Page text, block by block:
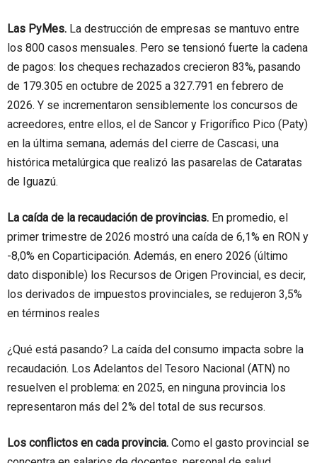
Las PyMes. La destrucción de empresas se mantuvo entre
los 800 casos mensuales. Pero se tensionó fuerte la cadena
de pagos: los cheques rechazados crecieron 83%, pasando
de 179.305 en octubre de 2025 a 327.791 en febrero de
2026. Y se incrementaron sensiblemente los concursos de
acreedores, entre ellos, el de Sancor y Frigorífico Pico (Paty)
en la última semana, además del cierre de Cascasi, una
histórica metalúrgica que realizó las pasarelas de Cataratas
de Iguazú.
La caída de la recaudación de provincias. En promedio, el
primer trimestre de 2026 mostró una caída de 6,1% en RON y
-8,0% en Coparticipación. Además, en enero 2026 (último
dato disponible) los Recursos de Origen Provincial, es decir,
los derivados de impuestos provinciales, se redujeron 3,5%
en términos reales
¿Qué está pasando? La caída del consumo impacta sobre la
recaudación. Los Adelantos del Tesoro Nacional (ATN) no
resuelven el problema: en 2025, en ninguna provincia los
representaron más del 2% del total de sus recursos.
Los conflictos en cada provincia. Como el gasto provincial se